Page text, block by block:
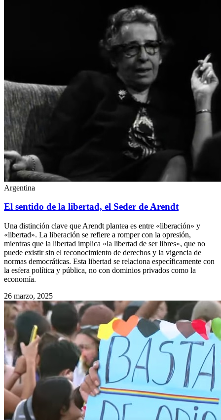
Argentina
El sentido de la libertad, el Seder de Arendt
Una distinción clave que Arendt plantea es entre «liberación» y
«libertad». La liberación se refiere a romper con la opresión,
mientras que la libertad implica «la libertad de ser libres», que no
puede existir sin el reconocimiento de derechos y la vigencia de
normas democráticas. Esta libertad se relaciona específicamente con
la esfera política y pública, no con dominios privados como la
economía.
26 marzo, 2025